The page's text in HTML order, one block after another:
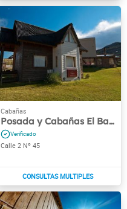
Posada y Cabañas El Barranco
Calle 2 Nº 45